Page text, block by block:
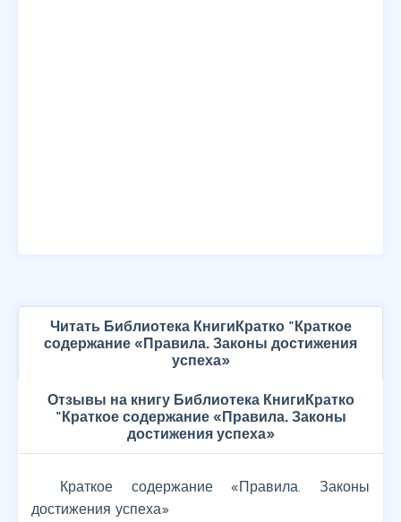
Читать Библиотека КнигиКратко "Краткое
содержание «Правила. Законы достижения
успеха»
Отзывы на книгу Библиотека КнигиКратко
"Краткое содержание «Правила. Законы
достижения успеха»
Краткое содержание «Правила. Законы
достижения успеха»